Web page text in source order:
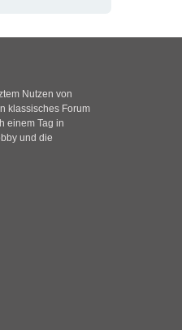
Nutzen von
klassisches Forum
einem Tag in
und die